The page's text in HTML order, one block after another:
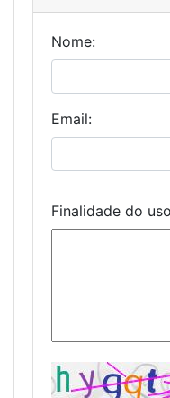
Nome:
Email:
Finalidade do